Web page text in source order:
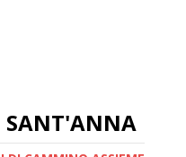
SANT'ANNA